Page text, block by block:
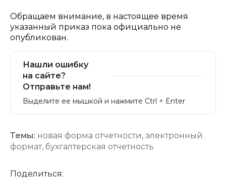
Обращаем внимание, в настоящее время
указанный приказ пока официально не
опубликован.
Нашли ошибку
на сайте?
Отправьте нам!
Выделите ее мышкой и нажмите Ctrl + Enter
Темы: новая форма отчетности, электронный
формат, бухгалтерская отчетность
Поделиться: